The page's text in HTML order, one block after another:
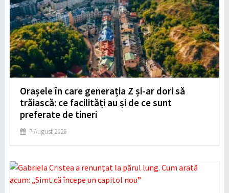
Orașele în care generația Z și-ar dori să
trăiască: ce facilități au și de ce sunt
preferate de tineri
7 August 2026